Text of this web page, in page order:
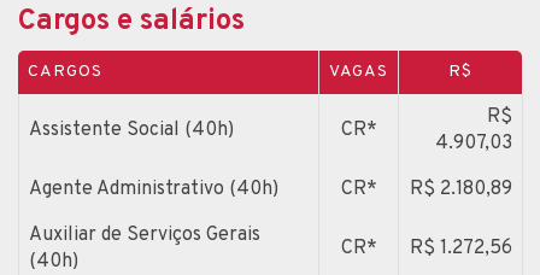
Cargos e salários
CARGOS VAGAS R$
Assistente Social (40h) CR*
R$
4.907,03
Agente Administrativo (40h)
CR*
R$ 2.180,89
Auxiliar de Serviços Gerais
(40h)
CR* R$ 1.272,56